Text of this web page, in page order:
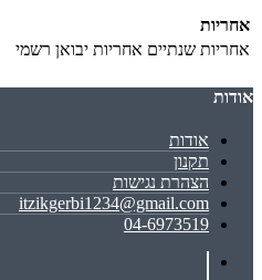
אחריות
אחריות שנתיים אחריות יבואן רשמי
אודות
אודות
תקנון
הצהרת נגישות
itzikgerbi1234@gmail.com
04-6973519